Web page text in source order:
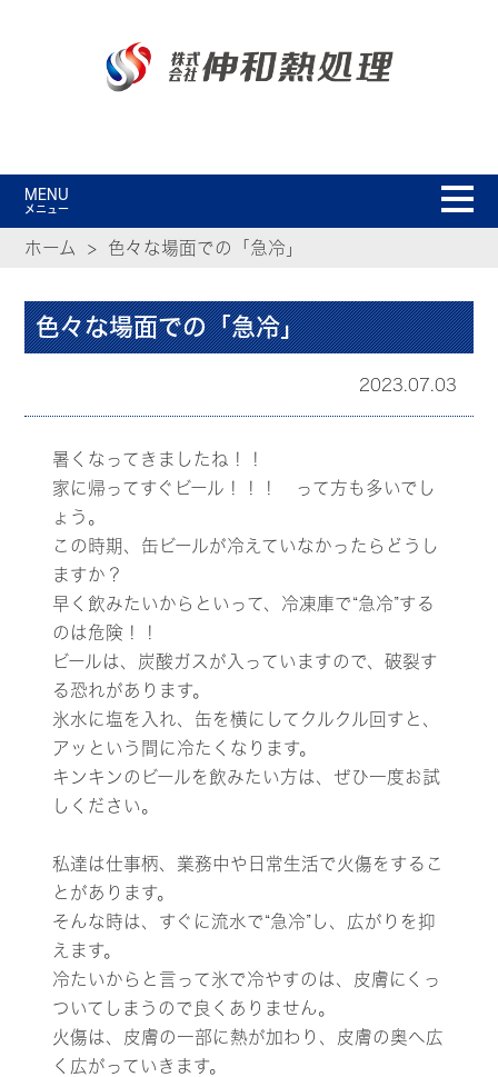
MENU
メニュー
ホーム 色々な場面での「急冷」
色々な場面での「急冷」
2023.07.03
暑くなってきましたね！！
家に帰ってすぐビール！！！ って方も多いでし
ょう。
この時期、缶ビールが冷えていなかったらどうし
ますか？
早く飲みたいからといって、冷凍庫で“急冷”する
のは危険！！
ビールは、炭酸ガスが入っていますので、破裂す
る恐れがあります。
氷水に塩を入れ、缶を横にしてクルクル回すと、
アッという間に冷たくなります。
キンキンのビールを飲みたい方は、ぜひ一度お試
しください。
私達は仕事柄、業務中や日常生活で火傷をするこ
とがあります。
そんな時は、すぐに流水で“急冷”し、広がりを抑
えます。
冷たいからと言って氷で冷やすのは、皮膚にくっ
ついてしまうので良くありません。
火傷は、皮膚の一部に熱が加わり、皮膚の奥へ広
く広がっていきます。